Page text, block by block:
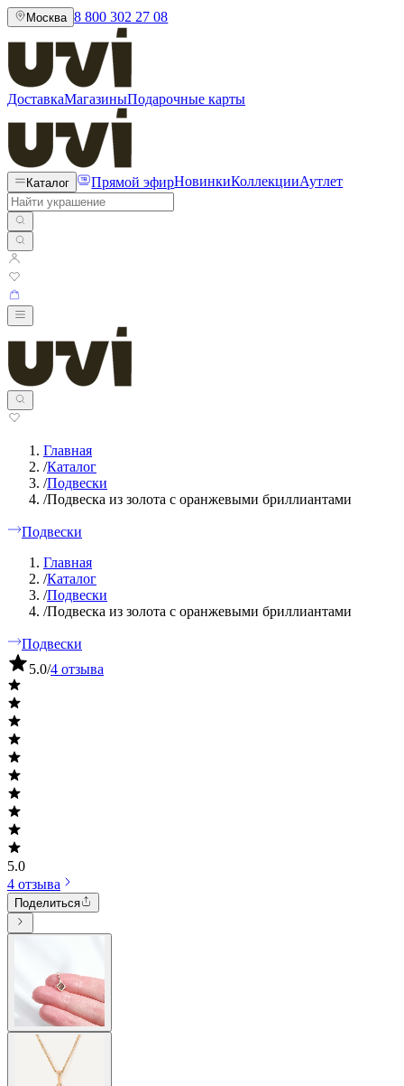
Москва 8 800 302 27 08
ДоставкаМагазиныПодарочные карты
Каталог Прямой эфирНовинкиКоллекцииАутлет
Главная
/Каталог
/Подвески
/Подвеска из золота с оранжевыми бриллиантами
Подвески
Главная
/Каталог
/Подвески
/Подвеска из золота с оранжевыми бриллиантами
Подвески
5.0/4 отзыва
5.0
4 отзыва
Поделиться